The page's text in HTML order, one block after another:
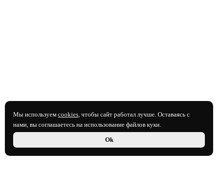
Мы используем cookies, чтобы сайт работал лучше. Оставаясь с
нами, вы соглашаетесь на использование файлов куки.
Ok